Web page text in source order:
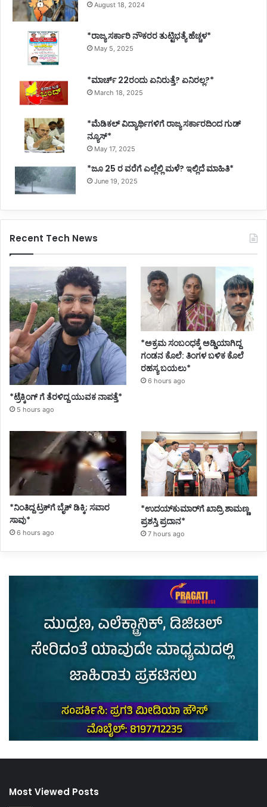
August 18, 2024
*ರಾಜ್ಯ ಸರ್ಕಾರಿ ನೌಕರರ ತುಟ್ಟಿಭತ್ಯೆ ಹೆಚ್ಚಳ*
May 5, 2025
*ಮಾರ್ಚ್ 22ರಂದು ಏನಿರುತ್ತೆ? ಏನಿರಲ್ಲ?*
March 18, 2025
*ಮೆಡಿಕಲ್ ವಿದ್ಯಾರ್ಥಿಗಳಿಗೆ ರಾಜ್ಯ ಸರ್ಕಾರದಿಂದ ಗುಡ್
ನ್ಯೂಸ್*
May 17, 2025
*ಜೂ 25 ರ ವರೆಗೆ ಎಲ್ಲೆಲ್ಲಿ ಮಳೆ? ಇಲ್ಲಿದೆ ಮಾಹಿತಿ*
June 19, 2025
Recent Tech News
*ಟ್ರೆಕ್ಕಿಂಗ್ ಗೆ ತೆರಳಿದ್ದ ಯುವಕ ನಾಪತ್ತೆ*
5 hours ago
*ಅಕ್ರಮ ಸಂಬಂಧಕ್ಕೆ ಅಡ್ಡಿಯಾಗಿದ್ದ
ಗಂಡನ ಕೊಲೆ: ತಿಂಗಳ ಬಳಿಕ ಕೊಲೆ
ರಹಸ್ಯ ಬಯಲು*
6 hours ago
*ನಿಂತಿದ್ದ ಟ್ರಕ್‌ಗೆ ಬೈಕ್ ಡಿಕ್ಕಿ; ಸವಾರ
ಸಾವು*
6 hours ago
*ಉದಯ್‌ಕುಮಾರ್‌ಗೆ ಖಾದ್ರಿ ಶಾಮಣ್ಣ
ಪ್ರಶಸ್ತಿ ಪ್ರದಾನ*
7 hours ago
Most Viewed Posts